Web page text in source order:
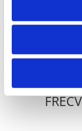
Domnișoară
84,00 Lei